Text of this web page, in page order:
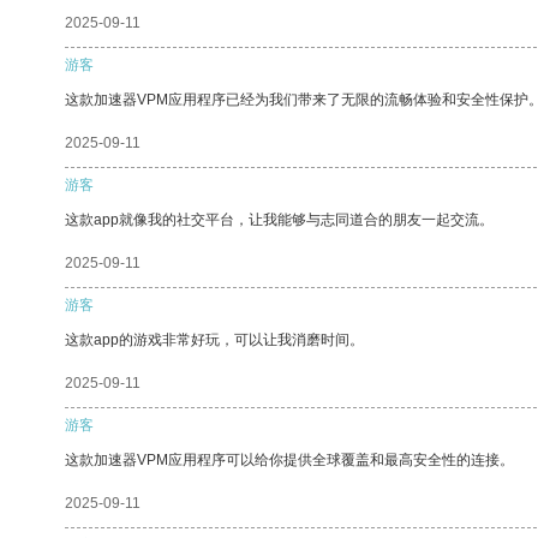
2025-09-11
游客
这款加速器VPM应用程序已经为我们带来了无限的流畅体验和安全性保护
2025-09-11
游客
这款app就像我的社交平台，让我能够与志同道合的朋友一起交流。
2025-09-11
游客
这款app的游戏非常好玩，可以让我消磨时间。
2025-09-11
游客
这款加速器VPM应用程序可以给你提供全球覆盖和最高安全性的连接。
2025-09-11